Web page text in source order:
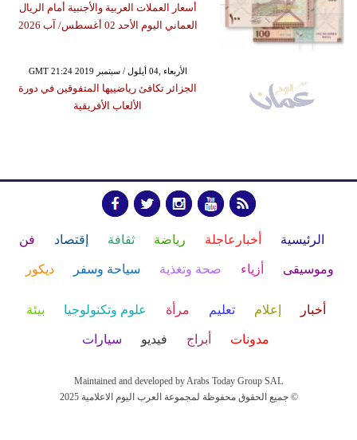
أسعار العملات العربية والأجنبية أمام الريال
العماني اليوم الأحد 02 أغسطس/ آب 2026
GMT 21:24 2019 الأربعاء ,04 أيلول / سبتمبر
الجزائر تكافئ رياضييها المتفوقين في دورة
الألعاب الأفريقية
الرئيسية أخبارعاجلة رياضة ثقافة إقتصاد فن
وموسيقى أزياء صحة وتغذية سياحة وسفر ديكور
أخبار إعلام تعليم مرأة علوم وتكنولوجيا بيئة
مدونات أبراج فيديو سيارات
Maintained and developed by Arabs Today Group SAL
جميع الحقوق محفوظة لمجموعة العرب اليوم الاعلامية 2025 ©